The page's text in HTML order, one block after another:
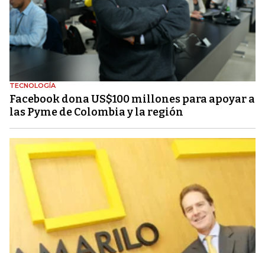
TECNOLOGÍA
Facebook dona US$100 millones para apoyar a
las Pyme de Colombia y la región